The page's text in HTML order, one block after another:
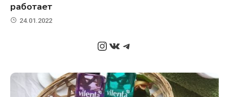
работает
24.01.2022
Instagram
ВКонтакте
Telegram